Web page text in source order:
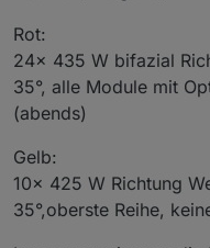
Rot:
24x 435 W bifazial
35°, alle Module mit
(abends)
Gelb:
10x 425 W Richtung
35°,oberste Reihe,